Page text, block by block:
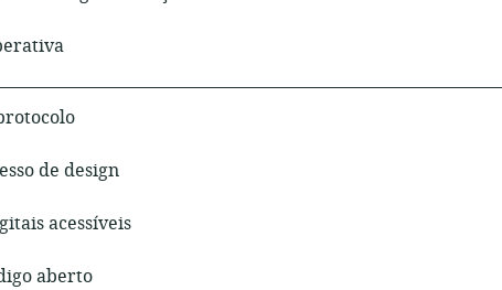
de design
acessíveis
aberto